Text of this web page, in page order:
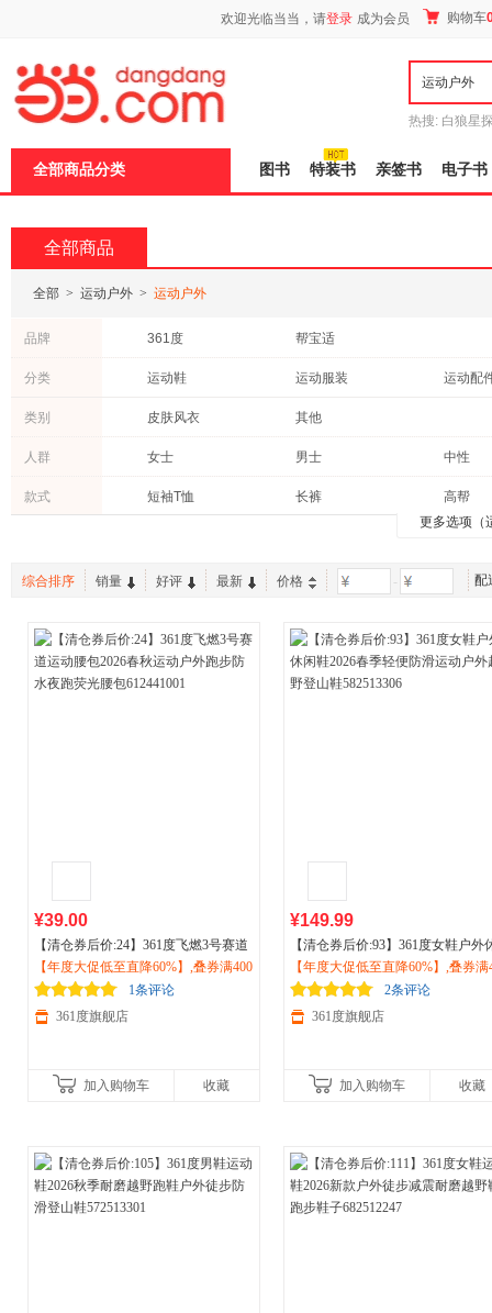
欢迎光临当当，请登录 成为会员 购物车
热搜: 白狼星
全部商品分类 图书 特装书 亲签书 电子书
全部商品
全部 > 运动户外 > 运动户外
品牌 361度 帮宝适
分类 运动鞋 运动服装
运动配
户外鞋袜
类别 皮肤风衣 其他
人群 女士 男士 中性
款式 短袖T恤 长裤
高帮
腰包
训练服
无帽夹克
船袜
七分裤
斜挎包
无帽卫
短裤
空顶帽
更多选项（
综合排序 销量 好评 最新 价格 - 配
¥39.00
【清仓券后价:24】361度飞燃3号赛道
运动腰包2026春秋运动户外跑步防水
夜跑荧光腰包612441001
【年度大促低至直降60%】,叠券满400
减150/600减230,立即抢购！
1条评论
361度旗舰店
加入购物车 收藏
¥149.99
【清仓券后价:93】361度女鞋户外
闲鞋2026春季轻便防滑运动户外越
登山鞋582513306
【年度大促低至直降60%】,叠券满
减150/600减230,立即抢购！
2条评论
361度旗舰店
加入购物车 收藏
页
加